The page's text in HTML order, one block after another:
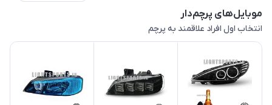
موبایل‌های پرچم‌دار
انتخاب اول افراد علاقمند به پرچم